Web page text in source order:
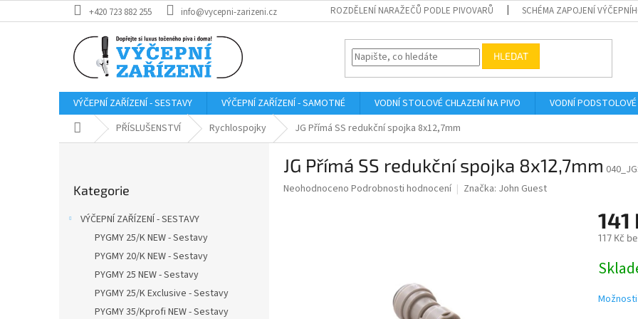
na
+420 723 882 255 info@vycepni-zarizeni.cz ROZDĚLENÍ NARAŽEČŮ PODLE PIVOVARŮ SCHÉMA ZAPOJENÍ
HLEDAT
VÝČEPNÍ ZAŘÍZENÍ - SESTAVY VÝČEPNÍ ZAŘÍZENÍ - SAMOTNÉ VODNÍ STOLOVÉ CHLAZENÍ NA PIVO VODNÍ
Domů PŘÍSLUŠENSTVÍ Rychlospojky JG Přímá SS redukční spojka 8x12,7mm
kategorie
Kategorie
VÝČEPNÍ ZAŘÍZENÍ - SESTAVY
PYGMY 25/K NEW - Sestavy
PYGMY 20/K NEW - Sestavy
PYGMY 25 NEW - Sestavy
PYGMY 25/K Exclusive - Sestavy
PYGMY 35/Kprofi NEW - Sestavy
JG Přímá SS redukční spojka 8x12,7mm
Průměrné
Neohodnoceno Podrobnosti hodnocení Značka: John Guest
141
117 Kč
cena: